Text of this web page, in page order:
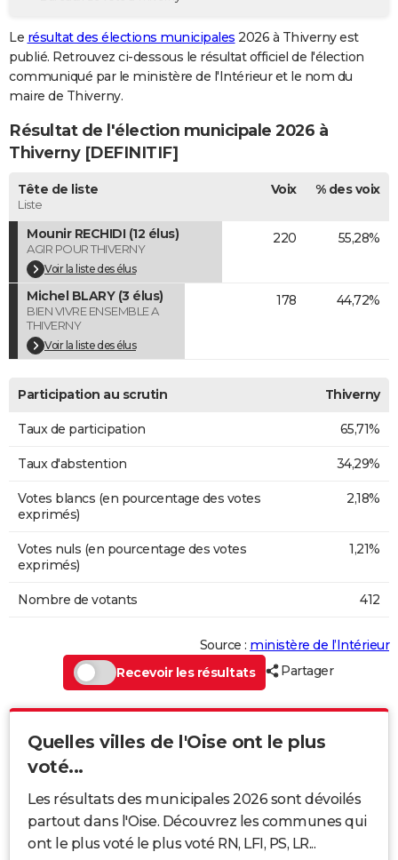
GUIDES D'ACHAT
BONS PLANS
CARTE DE VOEUX
Carte de Noël
Carte Bonne année
Carte Saint-Valentin
Carte Pâques
Carte d'anniversaire
DICTIONNAIRE
Dictionnaire
Biographies
Citations
Expressions
Proverbes
PROGRAMME TV
COPAINS D'AVANT
S'inscrire
Se connecter
Lycées
Collèges
Primaires
Universités
Entreprises
Service militaire
Avis de recherche
AVIS DE DÉCÈS
FORUM
Bricolage
Lifestyle
Culture
Sport
Auto
Television
Voyage
Cinema
Le résultat des élections municipales 2026 à Thiverny est
publié. Retrouvez ci-dessous le résultat officiel de l'élection
communiqué par le ministère de l'Intérieur et le nom du
maire de Thiverny.
Résultat de l'élection municipale 2026 à
Thiverny [DEFINITIF]
Tête de liste
Liste
Voix % des voix
Mounir RECHIDI (12 élus)
AGIR POUR THIVERNY
Voir la liste des élus
220 55,28%
Michel BLARY (3 élus)
BIEN VIVRE ENSEMBLE A
THIVERNY
Voir la liste des élus
178 44,72%
Participation au scrutin Thiverny
Taux de participation 65,71%
Taux d'abstention 34,29%
Votes blancs (en pourcentage des votes
exprimés)
2,18%
Votes nuls (en pourcentage des votes
exprimés)
1,21%
Nombre de votants 412
Source : ministère de l’Intérieur
Recevoir les résultats
Partager
Quelles villes de l'Oise ont le plus
voté...
Les résultats des municipales 2026 sont dévoilés
partout dans l'Oise. Découvrez les communes qui
ont le plus voté le plus voté RN, LFI, PS, LR...